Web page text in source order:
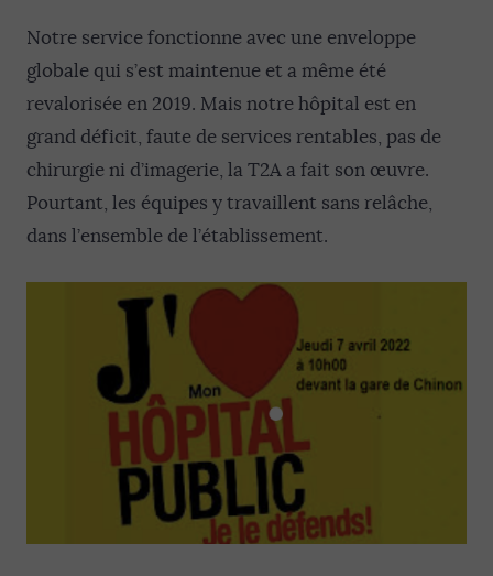
Notre service fonctionne avec une enveloppe
globale qui s’est maintenue et a même été
revalorisée en 2019. Mais notre hôpital est en
grand déficit, faute de services rentables, pas de
chirurgie ni d’imagerie, la T2A a fait son œuvre.
Pourtant, les équipes y travaillent sans relâche,
dans l’ensemble de l’établissement.